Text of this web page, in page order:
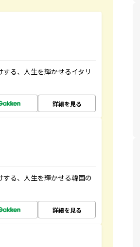
る、人生を輝かせるイタリ
詳細を見る
る、人生を輝かせる韓国の
詳細を見る